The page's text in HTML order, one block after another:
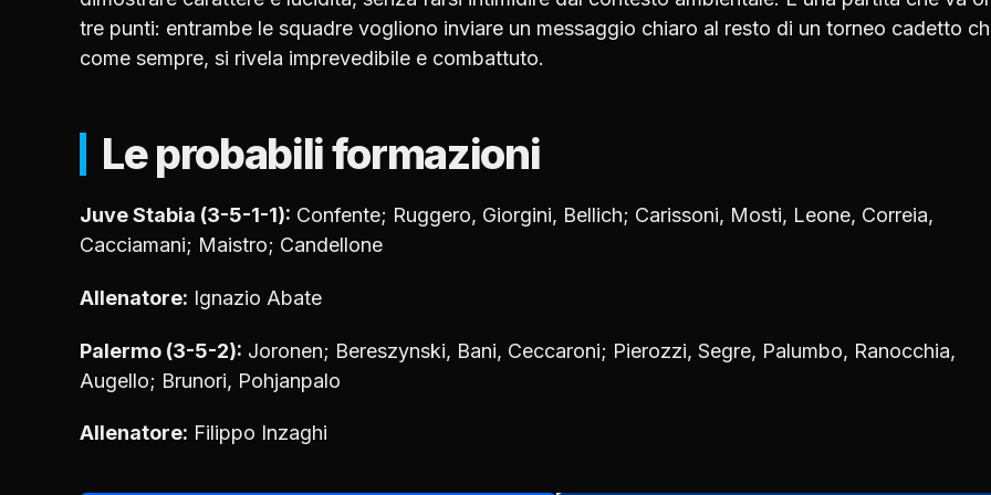
tre punti: entrambe le squadre vogliono inviare un messaggio chiaro al resto di un torneo cadetto
come sempre, si rivela imprevedibile e combattuto.
Le probabili formazioni
Juve Stabia (3-5-1-1): Confente; Ruggero, Giorgini, Bellich; Carissoni, Mosti, Leone, Correia,
Cacciamani; Maistro; Candellone
Allenatore: Ignazio Abate
Palermo (3-5-2): Joronen; Bereszynski, Bani, Ceccaroni; Pierozzi, Segre, Palumbo, Ranocchia,
Augello; Brunori, Pohjanpalo
Allenatore: Filippo Inzaghi